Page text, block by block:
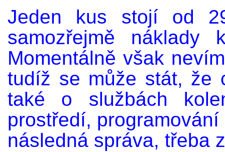
Jeden kus stojí od
samozřejmě
Momentálně však
tudíž se může stát, že
také o službách
prostředí,
následná správa, třeba